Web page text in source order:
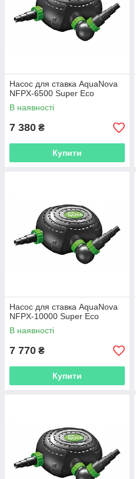
Насос для ставка AquaNova
NFPX-6500 Super Eco
В наявності
7 380 ₴
Купити
Насос для ставка AquaNova
NFPX-10000 Super Eco
В наявності
7 770 ₴
Купити